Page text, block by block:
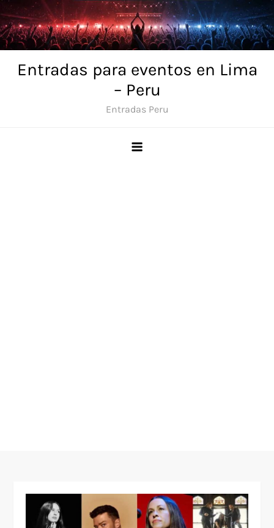
Skip
to
content
Entradas para eventos en Lima
– Peru
Entradas Peru